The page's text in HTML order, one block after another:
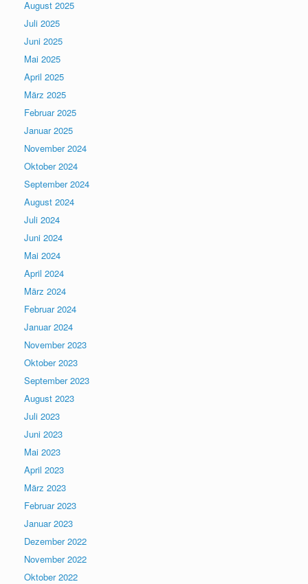
August 2025
Juli 2025
Juni 2025
Mai 2025
April 2025
März 2025
Februar 2025
Januar 2025
November 2024
Oktober 2024
September 2024
August 2024
Juli 2024
Juni 2024
Mai 2024
April 2024
März 2024
Februar 2024
Januar 2024
November 2023
Oktober 2023
September 2023
August 2023
Juli 2023
Juni 2023
Mai 2023
April 2023
März 2023
Februar 2023
Januar 2023
Dezember 2022
November 2022
Oktober 2022